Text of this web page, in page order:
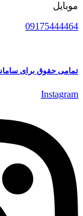
موبایل
09175444464
تمامی حقوق برای
Instagram